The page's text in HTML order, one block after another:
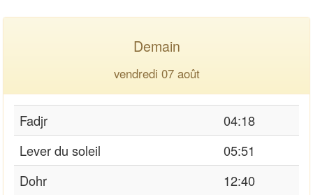
Demain
vendredi 07 août
Fadjr
04:18
Lever du soleil
05:51
Dohr
12:40